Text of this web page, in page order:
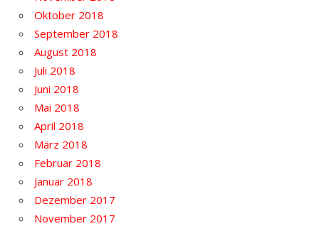
Oktober 2018
September 2018
August 2018
Juli 2018
Juni 2018
Mai 2018
April 2018
März 2018
Februar 2018
Januar 2018
Dezember 2017
November 2017